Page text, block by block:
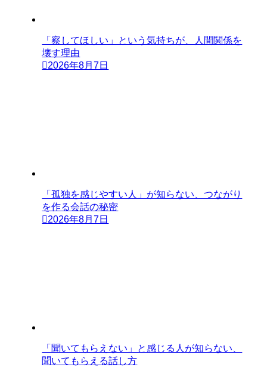
「察してほしい」という気持ちが、人間関係を
壊す理由
2026年8月7日
「孤独を感じやすい人」が知らない、つながり
を作る会話の秘密
2026年8月7日
「聞いてもらえない」と感じる人が知らない、
聞いてもらえる話し方